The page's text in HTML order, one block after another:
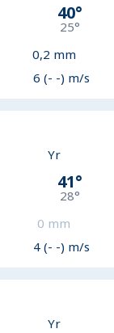
40°
25°
0,2 mm
6 (- -) m/s
Yr
41°
28°
0 mm
4 (- -) m/s
Yr